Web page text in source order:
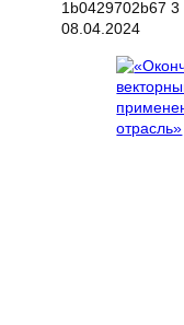
08.04.2024